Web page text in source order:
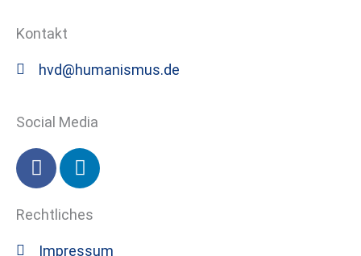
Kontakt
hvd@humanismus.de
Social Media
F
a
e
L
i
k
Rechtliches
Impressum